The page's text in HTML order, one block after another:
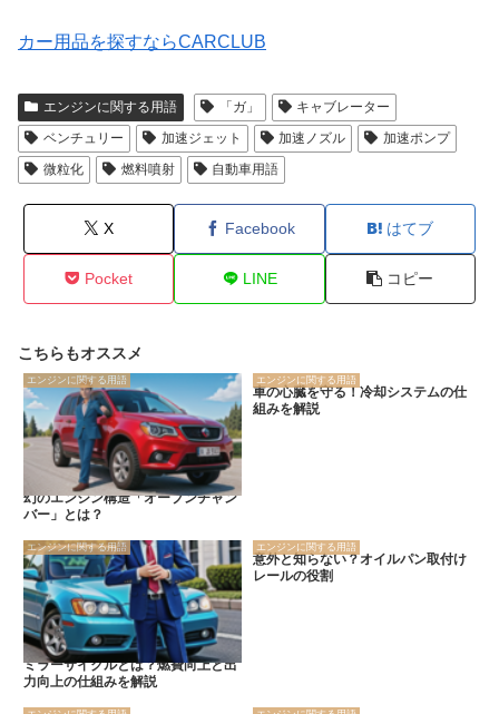
カー用品を探すならCARCLUB
エンジンに関する用語 「ガ」
キャブレーター
ベンチュリー
加速ジェット 加速ノズル
加速ポンプ
微粒化
燃料噴射 自動車用語
X Facebook はてブ
Pocket LINE コピー
こちらもオススメ
エンジンに関する用語
幻のエンジン構造「オープンチャン
バー」とは？
エンジンに関する用語
車の心臓を守る！冷却システムの仕
組みを解説
エンジンに関する用語
ミラーサイクルとは？燃費向上と出
力向上の仕組みを解説
エンジンに関する用語
意外と知らない？オイルパン取付け
レールの役割